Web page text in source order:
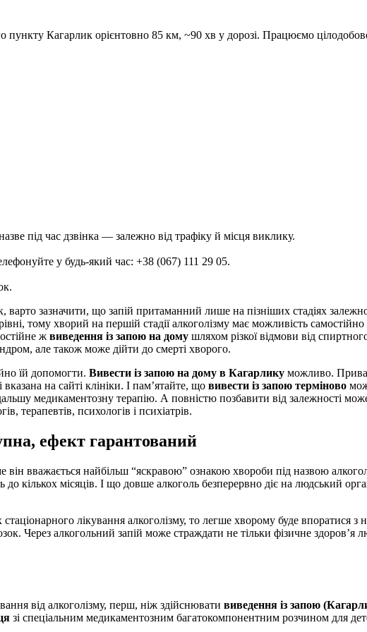
Кагарлик орієнтовно 85 км, ~90 хв у дорозі. Працюємо
під час дзвінка — залежно від трафіку й місця виклику.
у будь-який час: +38 (067) 111 29 05.
зазначити, що запій притаманний лише на пізніших стадіях
тому хворий на першій стадії алкоголізму має можливість
ж виведення із запою на дому шляхом різкої відмови від
але також може дійти до смерті хворого.
їй допомогти. Вивести із запою на дому в Кагарлику можливо.
вказана на сайті клініки. І пам’ятайте, що вивести із запою терміново
медикаментозну терапію. А повністю позбавити від залежності
терапевтів, психологів і психіатрів.
ефект гарантований
вважається найбільш “яскравою” ознакою хвороби під назвою
до кількох місяців. І що довше алкоголь безперервно діє на людський
лікування алкоголізму, то легше хворому буде впоратися з
Через алкогольний запій може страждати не тільки фізичне здоров’я
від алкоголізму, перш, ніж здійснювати виведення із запою
зі спеціальним медикаментозним багатокомпонентним розчином для